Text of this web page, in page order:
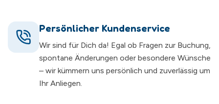
Persönlicher Kundenservice
Wir sind für Dich da! Egal ob Fragen zur Buchung,
spontane Änderungen oder besondere Wünsche
– wir kümmern uns persönlich und zuverlässig um
Ihr Anliegen.